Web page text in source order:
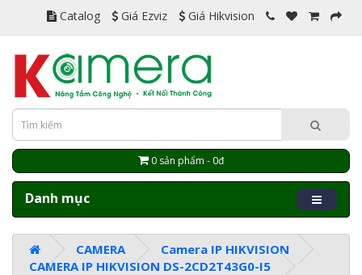
Catalog Giá Ezviz Giá Hikvision
0 sản phẩm - 0đ
Danh mục
CAMERA
Camera IP HIKVISION
CAMERA IP HIKVISION DS-2CD2T43G0-I5